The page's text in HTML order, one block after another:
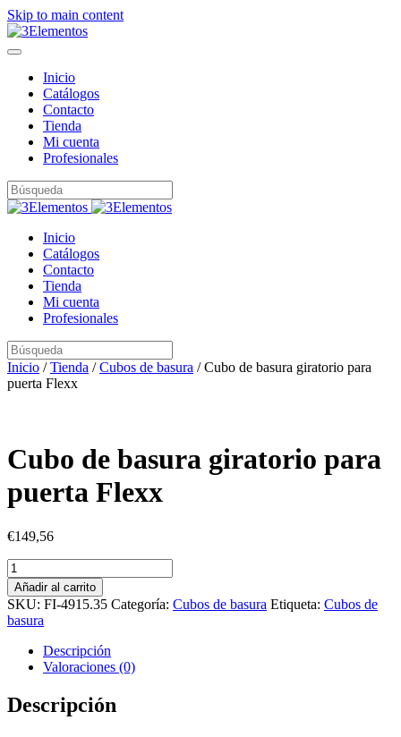
Skip to main content
Inicio
Catálogos
Contacto
Tienda
Mi cuenta
Profesionales
Inicio
Catálogos
Contacto
Tienda
Mi cuenta
Profesionales
Inicio /Tienda /Cubos de basura / Cubo de basura giratorio para
puerta Flexx
Cubo de basura giratorio para
puerta Flexx
€149,56
Cubo
de
basura
giratorio
para
puerta
Flexx
cantidad
Añadir al carrito
SKU: FI-4915.35 Categoría: Cubos de basura Etiqueta: Cubos de
basura
Descripción
Valoraciones (0)
Descripción